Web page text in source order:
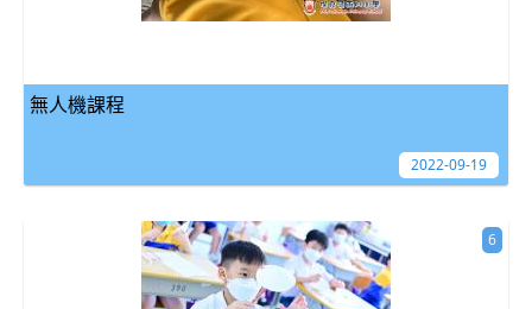
無人機課程
2022-09-19
6